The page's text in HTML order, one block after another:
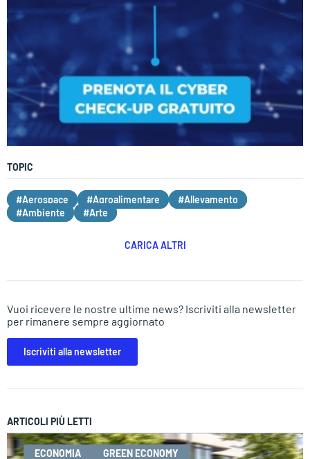
TOPIC
#Aerospace #Agroalimentare
#Allevamento
#Ambiente
#Arte
CARICA ALTRI
Vuoi ricevere le nostre ultime news? Iscriviti alla newsletter
per rimanere sempre aggiornato
Iscriviti alla newsletter
ARTICOLI PIÙ LETTI
ECONOMIA GREEN ECONOMY